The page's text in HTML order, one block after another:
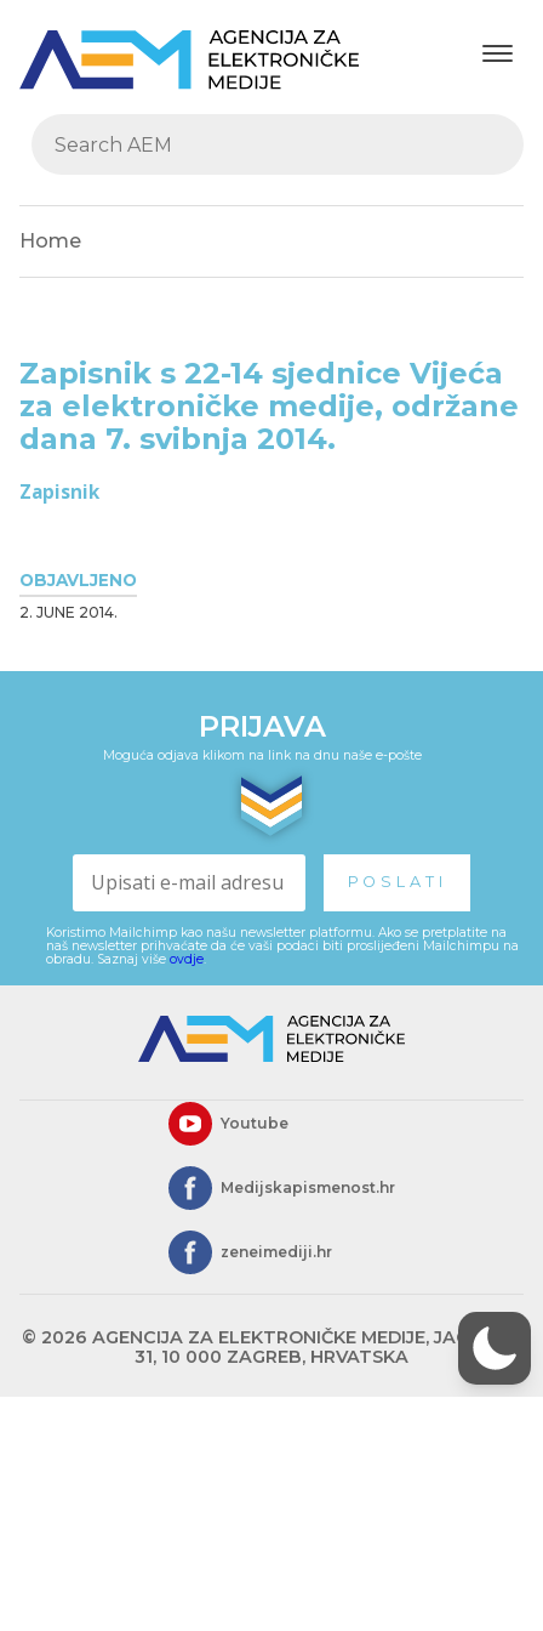
Home
OBJAVLJENO
2. JUNE 2014.
Zapisnik s 22-14 sjednice Vijeća
za elektroničke medije, održane
dana 7. svibnja 2014.
Zapisnik
PRIJAVA
Moguća odjava klikom na link na dnu naše e-pošte
Koristimo Mailchimp kao našu newsletter platformu. Ako se pretplatite na
naš newsletter prihvaćate da će vaši podaci biti proslijeđeni Mailchimpu na
obradu. Saznaj više ovdje
Youtube
Medijskapismenost.hr
zeneimediji.hr
© 2026 AGENCIJA ZA ELEKTRONIČKE MEDIJE, JAGIĆEVA
31, 10 000 ZAGREB, HRVATSKA